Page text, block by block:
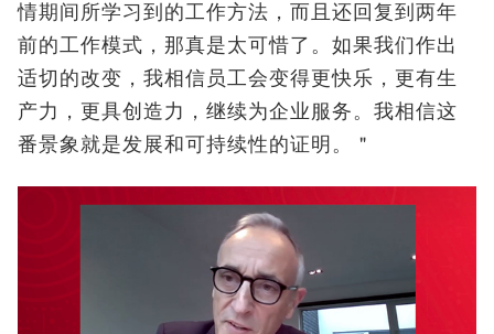
情期间所学习到的工作方法，而且还回复到两年
前的工作模式，那真是太可惜了。如果我们作出
适切的改变，我相信员工会变得更快乐，更有生
产力，更具创造力，继续为企业服务。我相信这
番景象就是发展和可持续性的证明。＂